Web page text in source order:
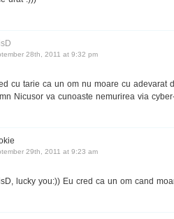
28th, 2011 at 9:32 pm
cu tarie ca un om nu moare cu adevarat
Nicusor va cunoaste nemurirea via
29th, 2011 at 9:23 am
lucky you:)) Eu cred ca un om cand